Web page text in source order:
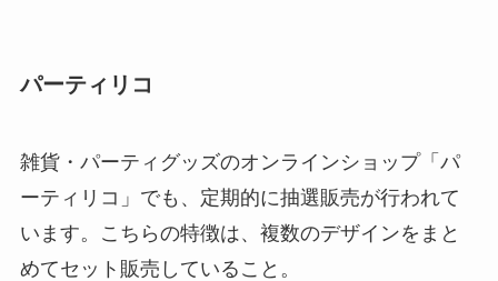
パーティリコ
雑貨・パーティグッズのオンラインショップ「パ
ーティリコ」でも、定期的に抽選販売が行われて
います。こちらの特徴は、複数のデザインをまと
めてセット販売していること。